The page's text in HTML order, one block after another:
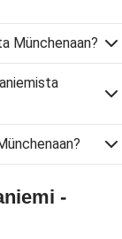
Münchenaan?
-